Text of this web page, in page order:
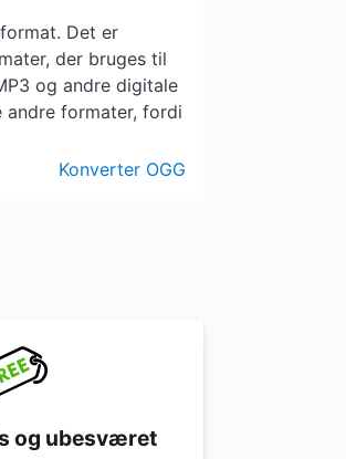
Det er
der bruges til
og andre digitale
andre formater, fordi
Konverter OGG
og ubesværet